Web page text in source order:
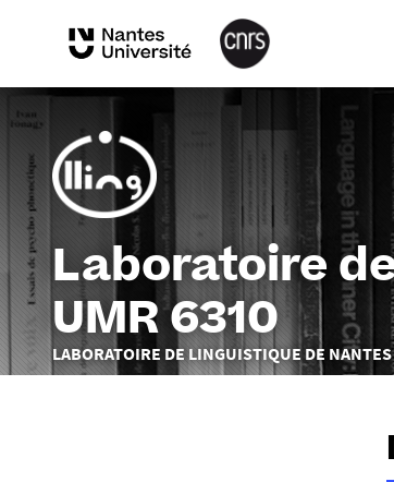
Laboratoire
UMR 6310
Vous
êtes
LABORATOIRE DE LINGUISTIQUE DE